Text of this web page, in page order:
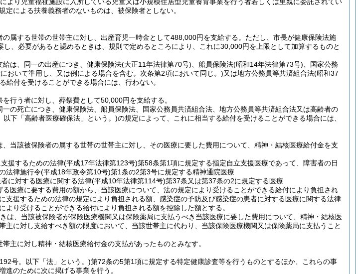
定による扶養義務者のないものは、被保険者としない。
属する世帯の世帯主に対し、出産育児一時金として488,000円を支給する。 ただし、市長が健康保険法施
し、必要があると認めるときは、規則で定めるところにより、これに30,000円を上限として加算するものと
は、同一の出産につき、健康保険法(大正11年法律第70号) 、船員保険法(昭和14年法律第73号) 、国家公務
おいて準用し、又は例による場合を含む。次条第2項において同じ。)又は地方公務員等共済組合法(昭和37
給付を受けることができる場合には、行わない。
行う者に対し、葬祭費として50,000円を支給する。
の死亡につき、健康保険法、船員保険法、国家公務員共済組合法、地方公務員等共済組合法又は高齢者の
以下「高齢者医療確保法」という。)の規定によって、これに相当する給付を受けることができる場合には、
当該被保険者の属する世帯の世帯主に対し、その医療に要した費用について、精神・結核医療給付金を支
援するための法律(平成17年法律第123号)第58条第1項に規定する指定自立支援医療であって、障害者の日
法律施行令(平成18年政令第10号)第1条の2第3号に規定する精神通院医療
に対する医療に関する法律(平成10年法律第114号)第37条又は第37条の2に規定する医療
る医療に要する費用の額から、当該医療について、法の規定により受けることができる給付により負担され
支援するための法律の規定により負担される額、感染症の予防及び感染症の患者に対する医療に関する法律
り受けることができる給付により負担される額を控除した額とする。
は、当該被保険者が保険医療機関又は保険薬局に支払うべき当該医療に要した費用について、精神・結核医
主に対し支給すべき額の限度において、当該世帯主に代わり、当該保険医療機関又は保険薬局に支払うこと
主に対し精神・結核医療給付金の支払があったものとみなす。
号。以下「法」という。)第72条の5第1項に規定する特定健康診査等を行うものとするほか、これらの事
のために次に掲げる事業を行う。